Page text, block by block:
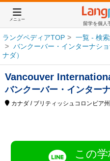
留学を個人
メニュー
ラングペディアTOP
一覧 - 検
バンクーバー・インターナシ
ナダ）
Vancouver
バンクーバー・インター
カナダ / ブリティッシュコロンビア州
この